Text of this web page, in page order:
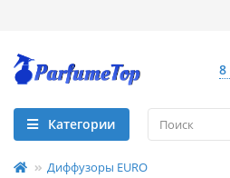
8
Категории
Диффузоры EURO